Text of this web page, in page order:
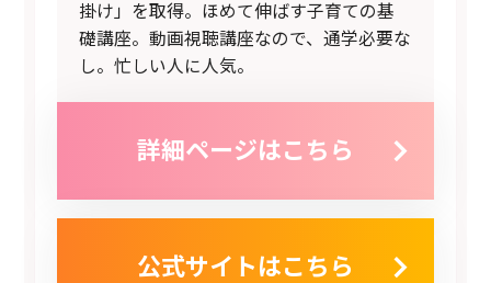
掛け」を取得。ほめて伸ばす子育ての基
礎講座。動画視聴講座なので、通学必要な
し。忙しい人に人気。
詳細ページはこちら
公式サイトはこちら